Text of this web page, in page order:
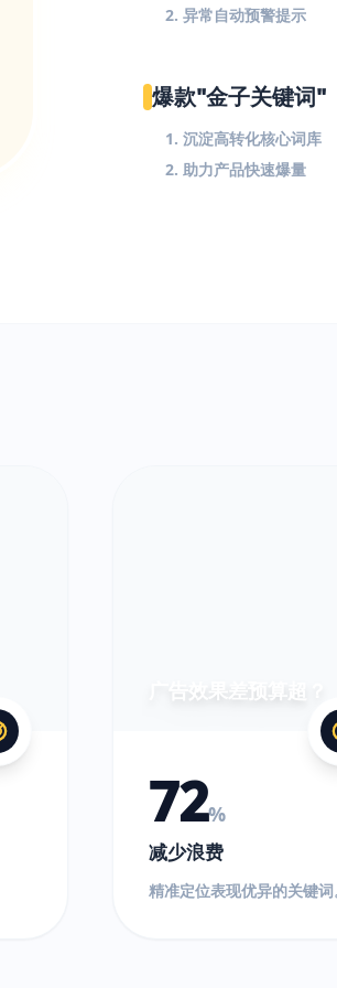
2. 异常自动预警提示
爆款"金子关键词"
1. 沉淀高转化核心词库
2. 助力产品快速爆量
广告效果差预算超？
72%
减少浪费
精准定位表现优异的关键